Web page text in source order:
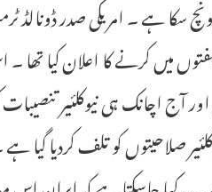
سکا ہے ۔ امریکی صدر ڈونالڈ
میں کرنے کا اعلان کیا تھا
اچانک ہی نیوکلئیر تنصیبات
صلاحیتوں کو تلف کردیا گیا